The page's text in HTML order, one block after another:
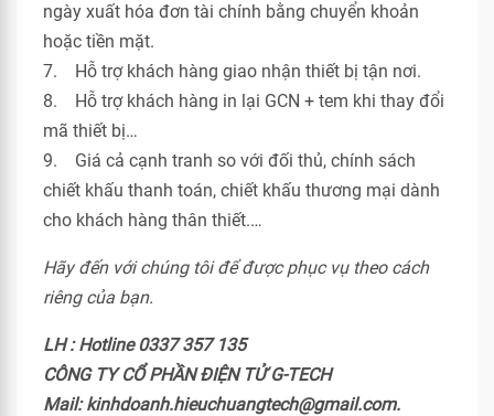
ngày xuất hóa đơn tài chính bằng chuyển khoản
hoặc tiền mặt.
7. Hỗ trợ khách hàng giao nhận thiết bị tận nơi.
8. Hỗ trợ khách hàng in lại GCN + tem khi thay đổi
mã thiết bị…
9. Giá cả cạnh tranh so với đối thủ, chính sách
chiết khấu thanh toán, chiết khấu thương mại dành
cho khách hàng thân thiết.…
Hãy đến với chúng tôi để được phục vụ theo cách
riêng của bạn.
LH : Hotline 0337 357 135
CÔNG TY CỔ PHẦN ĐIỆN TỬ G-TECH
Mail: kinhdoanh.hieuchuangtech@gmail.com.